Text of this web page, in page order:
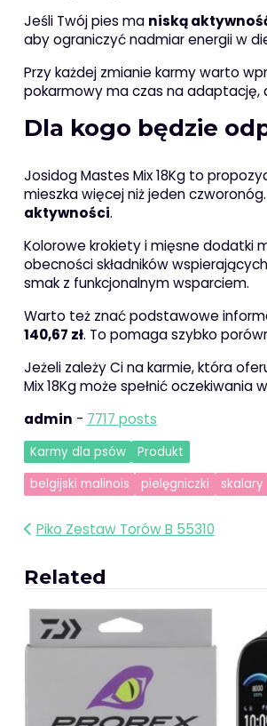
Jeśli Twój pies ma niską
aby ograniczyć nadmiar energii w
Przy każdej zmianie karmy warto
pokarmowy ma czas na adaptację,
Dla kogo będzie
Josidog Mastes Mix 18Kg to
mieszka więcej niż jeden
aktywności.
Kolorowe krokiety i mięsne dodatki
obecności składników
smak z funkcjonalnym wsparciem.
Warto też znać podstawowe
140,67 zł. To pomaga szybko
Jeżeli zależy Ci na karmie, która
Mix 18Kg może spełnić oczekiwania
admin - 7717 posts
Karmy dla psów
Produkt
belgijski malinois
pielęgniczki skalary
Nawigacja
Piko Zestaw Torów B 55310
Related